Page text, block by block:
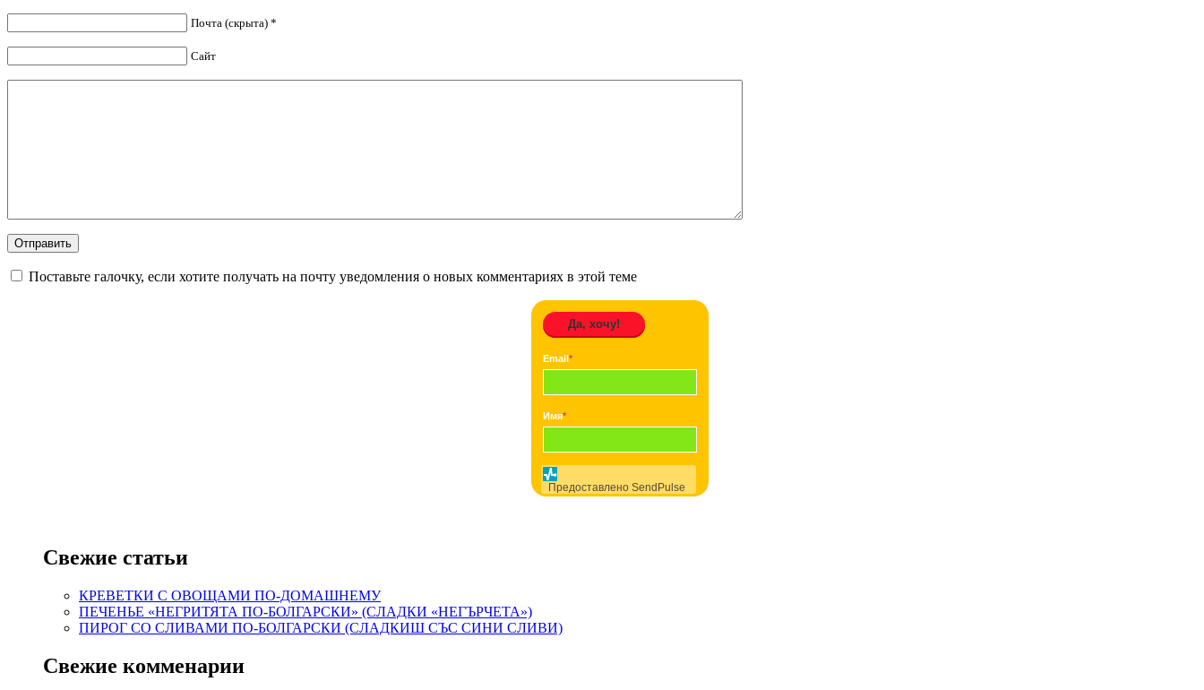
Почта (скрыта) *
Сайт
Поставьте галочку, если хотите получать на почту уведомления о новых комментариях в этой теме
Да, хочу!
Email*
Имя*
Предоставлено SendPulse
Свежие статьи
КРЕВЕТКИ С ОВОЩАМИ ПО-ДОМАШНЕМУ
ПЕЧЕНЬЕ «НЕГРИТЯТА ПО-БОЛГАРСКИ» (СЛАДКИ «НЕГЪРЧЕТА»)
ПИРОГ СО СЛИВАМИ ПО-БОЛГАРСКИ (СЛАДКИШ СЪС СИНИ СЛИВИ)
Свежие комменарии